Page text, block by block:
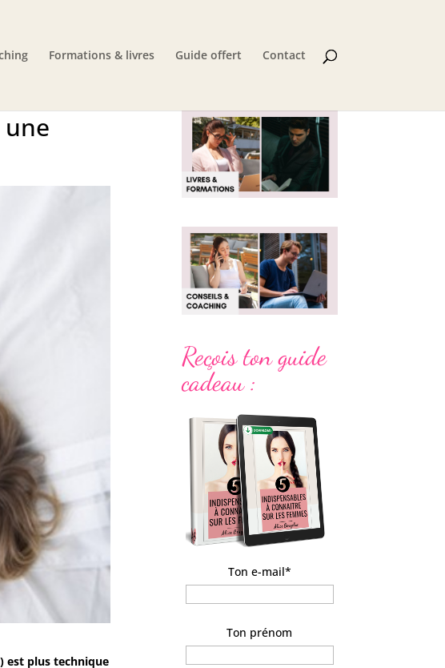
Formations & livres Guide offert Contact
est plus technique
Reçois ton guide
cadeau :
Ton e-mail*
Ton prénom